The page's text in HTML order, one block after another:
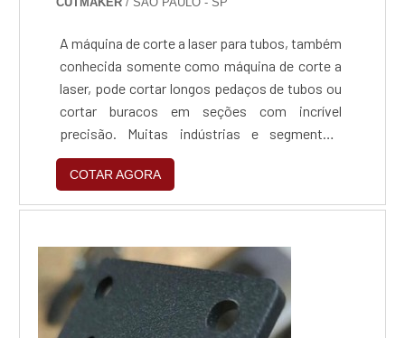
A máquina de corte a laser para tubos, também
conhecida somente como máquina de corte a
laser, pode cortar longos pedaços de tubos ou
cortar buracos em seções com incrível
precisão. Muitas indústrias e segmentos,
como aeronáutica, agricultura, arquitetura,
automotiva, náutica, etc, utilizam este
maquinário capaz de cortar materiais de
sem perda de produtividade.Vantagens de
contar com o material...
COTAR AGORA